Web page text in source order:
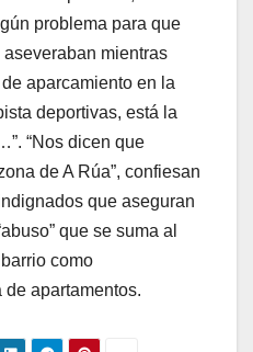
problema para que
mientras
aparcamiento en la
deportivas, está la
“Nos dicen que
de A Rúa”, confiesan
que aseguran
que se suma al
como
apartamentos.